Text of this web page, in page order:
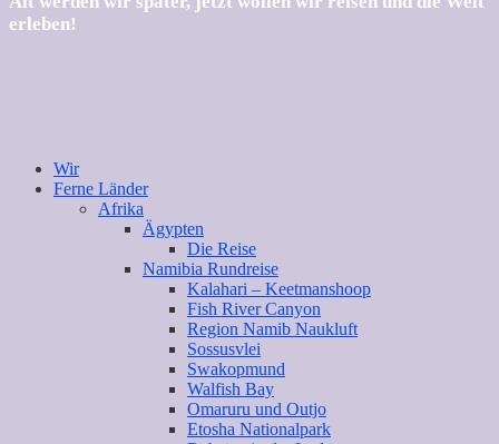
erleben!
Wir
Ferne Länder
Afrika
Ägypten
Die Reise
Namibia Rundreise
Kalahari – Keetmanshoop
Fish River Canyon
Region Namib Naukluft
Sossusvlei
Swakopmund
Walfish Bay
Omaruru und Outjo
Etosha Nationalpark